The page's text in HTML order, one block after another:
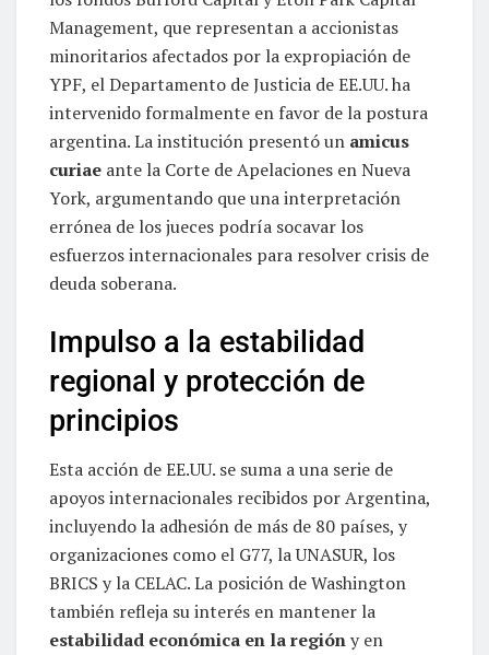
Management, que representan a accionistas
minoritarios afectados por la expropiación de
YPF, el Departamento de Justicia de EE.UU. ha
intervenido formalmente en favor de la postura
argentina. La institución presentó un amicus
curiae ante la Corte de Apelaciones en Nueva
York, argumentando que una interpretación
errónea de los jueces podría socavar los
esfuerzos internacionales para resolver crisis de
deuda soberana.
Impulso a la estabilidad
regional y protección de
principios
Esta acción de EE.UU. se suma a una serie de
apoyos internacionales recibidos por Argentina,
incluyendo la adhesión de más de 80 países, y
organizaciones como el G77, la UNASUR, los
BRICS y la CELAC. La posición de Washington
también refleja su interés en mantener la
estabilidad económica en la regióny en